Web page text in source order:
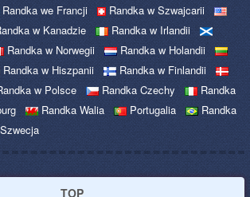
Randka we Francji
Randka w Szwajcarii
w Kanadzie
Randka w Irlandii
Randka w Norwegii
Randka w Holandii
Randka w Hiszpanii
Randka w Finlandii
w Polsce Randka Czechy
Randka
Randka Walia Portugalia
Randka
TOP